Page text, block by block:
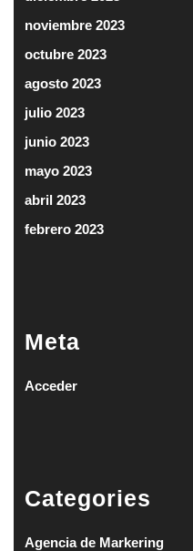
noviembre 2023
octubre 2023
agosto 2023
julio 2023
junio 2023
mayo 2023
abril 2023
febrero 2023
Meta
Acceder
Categories
Agencia de Markering